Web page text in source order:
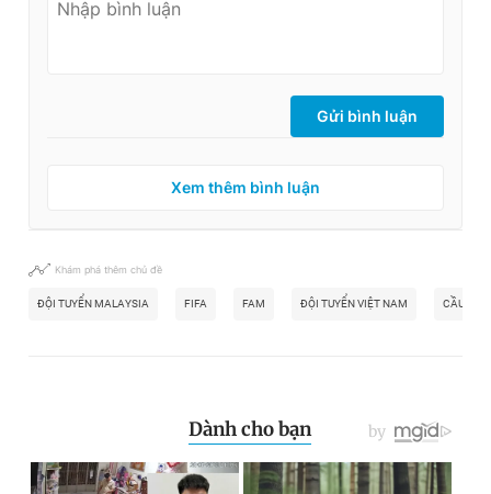
Gửi bình luận
Xem thêm bình luận
Khám phá thêm chủ đề
ĐỘI TUYỂN MALAYSIA FIFA FAM ĐỘI TUYỂN VIỆT NAM CẦU THỦ